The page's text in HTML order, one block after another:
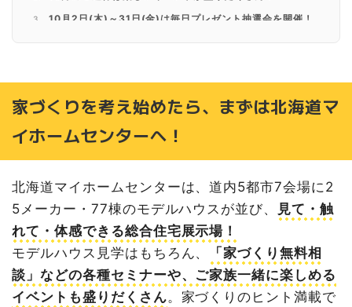
10月2日(木)～31日(金)は毎日プレゼント抽選会を開催！
カプセルマシンチャレンジ
北海道マイホームセンターは家づくりのヒントがたくさん
北海道マイホームセンターのおすすめポイント
家づくりビギナーさんへおすすめ記事はこちら
家づくりを考え始めたら、まずは北海道マ
イホームセンターへ！
北海道マイホームセンターは、道内5都市7会場に2
5メーカー・77棟のモデルハウスが並び、
見て・触
れて・体感できる総合住宅展示場！
モデルハウス見学はもちろん、
「家づくり無料相
談」などの各種セミナーや、ご家族一緒に楽しめる
イベントも盛りだくさん。家づくりのヒント満載で